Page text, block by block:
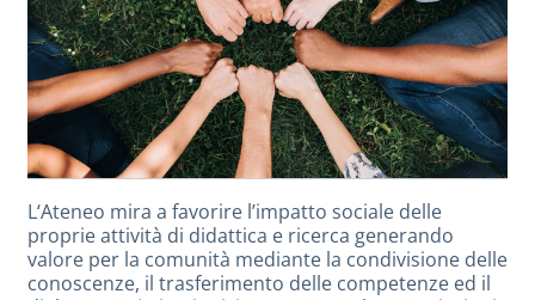
L‘Ateneo mira a favorire l’impatto sociale delle
proprie attività di didattica e ricerca generando
valore per la comunità mediante la condivisione delle
conoscenze, il trasferimento delle competenze ed il